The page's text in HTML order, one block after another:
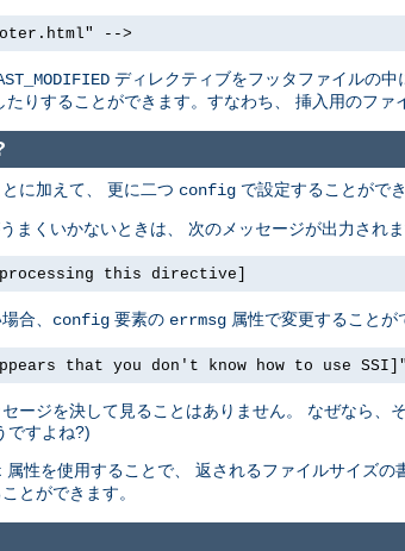
-->
ディレクティブをフッタファイルの
りすることができます。すなわち、 挿入用のファ
に加えて、 更に二つ config で設定することができ
まくいかないときは、 次のメッセージが出力されま
this directive]
合、 config 要素の errmsg 属性で変更することが
that you don't know how to use
ージを決して見ることはありません。 なぜなら
ですよね?)
属性を使用することで、 返されるファイルサイズ
とができます。